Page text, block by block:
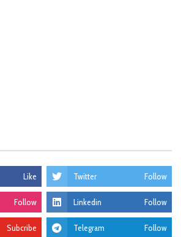
Like Twitter Follow
Follow Linkedin Follow
Subcribe Telegram Follow